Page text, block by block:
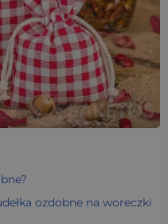
ozdobne na woreczki